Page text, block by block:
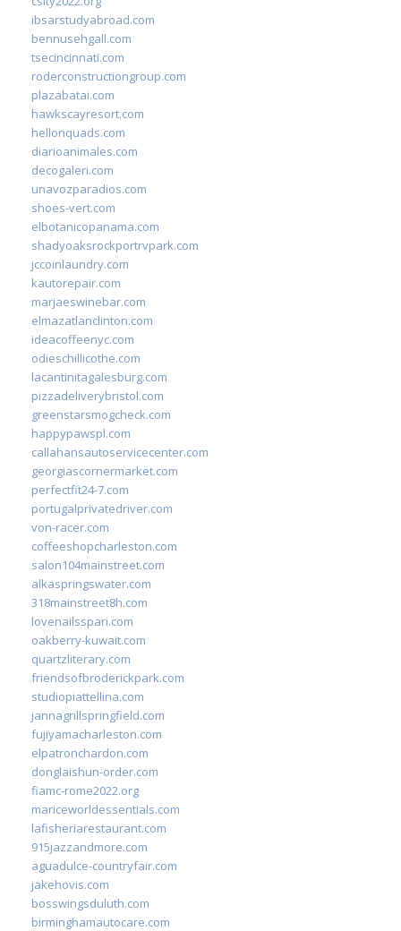
ibsarstudyabroad.com
bennusehgall.com
tsecincinnati.com
roderconstructiongroup.com
plazabatai.com
hawkscayresort.com
hellonquads.com
diarioanimales.com
decogaleri.com
unavozparadios.com
shoes-vert.com
elbotanicopanama.com
shadyoaksrockportrvpark.com
jccoinlaundry.com
kautorepair.com
marjaeswinebar.com
elmazatlanclinton.com
ideacoffeenyc.com
odieschillicothe.com
lacantinitagalesburg.com
pizzadeliverybristol.com
greenstarsmogcheck.com
happypawspl.com
callahansautoservicecenter.com
georgiascornermarket.com
perfectfit24-7.com
portugalprivatedriver.com
von-racer.com
coffeeshopcharleston.com
salon104mainstreet.com
alkaspringswater.com
318mainstreet8h.com
lovenailsspari.com
oakberry-kuwait.com
quartzliterary.com
friendsofbroderickpark.com
studiopiattellina.com
jannagrillspringfield.com
fujiyamacharleston.com
elpatronchardon.com
donglaishun-order.com
fiamc-rome2022.org
mariceworldessentials.com
lafisheriarestaurant.com
915jazzandmore.com
aguadulce-countryfair.com
jakehovis.com
bosswingsduluth.com
birminghamautocare.com